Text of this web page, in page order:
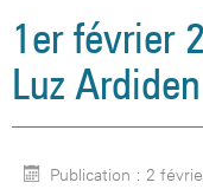
1er février
Luz Ardiden
Publication : 2